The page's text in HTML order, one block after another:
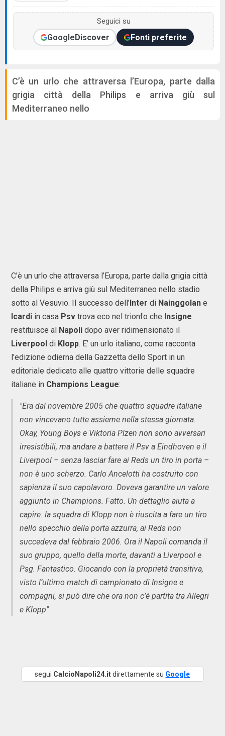
Seguici su
GoogleDiscover Fonti preferite
C’è un urlo che attraversa l’Europa, parte dalla
grigia città della Philips e arriva giù sul
Mediterraneo nello
C’è un urlo che attraversa l’Europa, parte dalla grigia città
della Philips e arriva giù sul Mediterraneo nello stadio
sotto al Vesuvio. Il successo dell’Inter di Nainggolan e
Icardi in casa Psv trova eco nel trionfo che Insigne
restituisce al Napoli dopo aver ridimensionato il
Liverpool di Klopp. E’ un urlo italiano, come racconta
l'edizione odierna della Gazzetta dello Sport in un
editoriale dedicato alle quattro vittorie delle squadre
italiane in Champions League:
"Era dal novembre 2005 che quattro squadre italiane
non vincevano tutte assieme nella stessa giornata.
Okay, Young Boys e Viktoria Plzen non sono avversari
irresistibili, ma andare a battere il Psv a Eindhoven e il
Liverpool – senza lasciar fare ai Reds un tiro in porta –
non è uno scherzo. Carlo Ancelotti ha costruito con
sapienza il suo capolavoro. Doveva garantire un valore
aggiunto in Champions. Fatto. Un dettaglio aiuta a
capire: la squadra di Klopp non è riuscita a fare un tiro
nello specchio della porta azzurra, ai Reds non
succedeva dal febbraio 2006. Ora il Napoli comanda il
suo gruppo, quello della morte, davanti a Liverpool e
Psg. Fantastico. Giocando con la proprietà transitiva,
visto l’ultimo match di campionato di Insigne e
compagni, si può dire che ora non c’è partita tra Allegri
e Klopp"
segui CalcioNapoli24.itdirettamente su Google